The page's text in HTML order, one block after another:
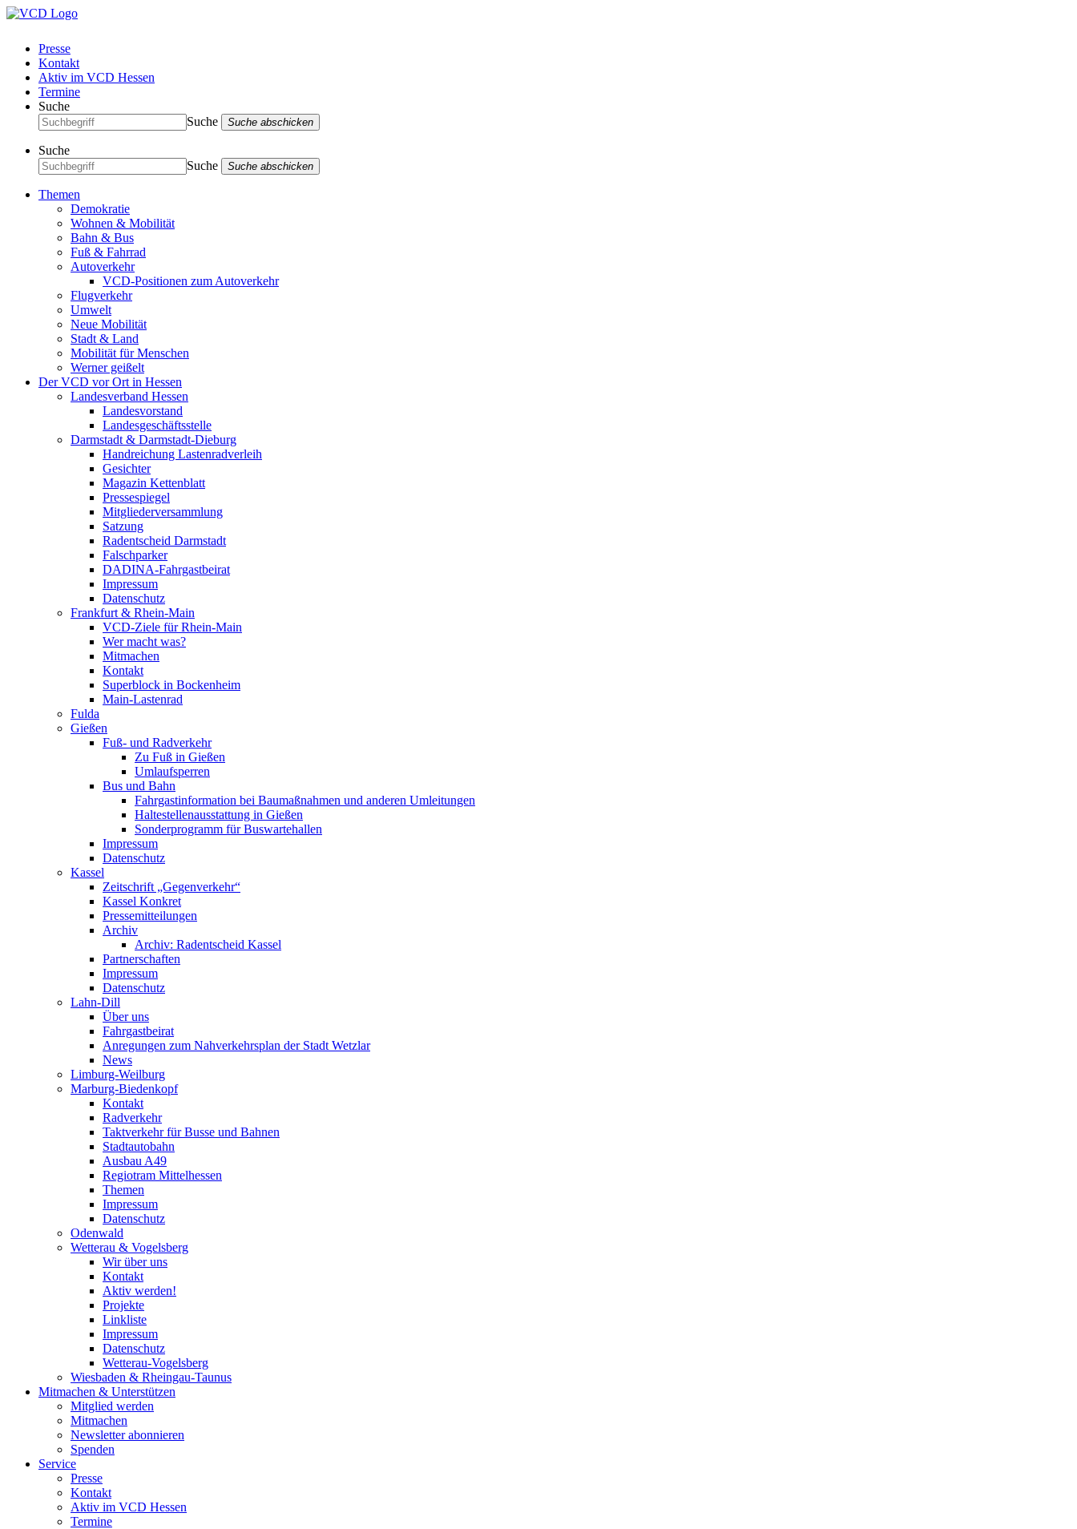
Presse
Kontakt
Aktiv im VCD Hessen
Termine
Suche
Suche
Suche abschicken
Suche
Suche
Suche abschicken
Themen
Demokratie
Wohnen & Mobilität
Bahn & Bus
Fuß & Fahrrad
Autoverkehr
VCD-Positionen zum Autoverkehr
Flugverkehr
Umwelt
Neue Mobilität
Stadt & Land
Mobilität für Menschen
Werner geißelt
Der VCD vor Ort in Hessen
Landesverband Hessen
Landesvorstand
Landesgeschäftsstelle
Darmstadt & Darmstadt-Dieburg
Handreichung Lastenradverleih
Gesichter
Magazin Kettenblatt
Pressespiegel
Mitgliederversammlung
Satzung
Radentscheid Darmstadt
Falschparker
DADINA-Fahrgastbeirat
Impressum
Datenschutz
Frankfurt & Rhein-Main
VCD-Ziele für Rhein-Main
Wer macht was?
Mitmachen
Kontakt
Superblock in Bockenheim
Main-Lastenrad
Fulda
Gießen
Fuß- und Radverkehr
Zu Fuß in Gießen
Umlaufsperren
Bus und Bahn
Fahrgastinformation bei Baumaßnahmen und anderen Umleitungen
Haltestellenausstattung in Gießen
Sonderprogramm für Buswartehallen
Impressum
Datenschutz
Kassel
Zeitschrift „Gegenverkehr“
Kassel Konkret
Pressemitteilungen
Archiv
Archiv: Radentscheid Kassel
Partnerschaften
Impressum
Datenschutz
Lahn-Dill
Über uns
Fahrgastbeirat
Anregungen zum Nahverkehrsplan der Stadt Wetzlar
News
Limburg-Weilburg
Marburg-Biedenkopf
Kontakt
Radverkehr
Taktverkehr für Busse und Bahnen
Stadtautobahn
Ausbau A49
Regiotram Mittelhessen
Themen
Impressum
Datenschutz
Odenwald
Wetterau & Vogelsberg
Wir über uns
Kontakt
Aktiv werden!
Projekte
Linkliste
Impressum
Datenschutz
Wetterau-Vogelsberg
Wiesbaden & Rheingau-Taunus
Mitmachen & Unterstützen
Mitglied werden
Mitmachen
Newsletter abonnieren
Spenden
Service
Presse
Kontakt
Aktiv im VCD Hessen
Termine